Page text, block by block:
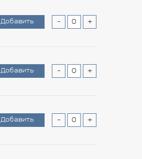
Добавить - +
Добавить - +
Добавить - +